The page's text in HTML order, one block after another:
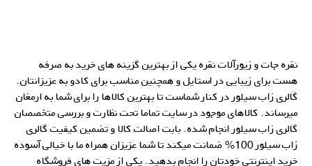
نقره جات و زیورآلاتنقرهیکی از بهترین گزینه های خرید به صرفه
هست برای زیبایی در استایل و همچنین مناسب برای کادو به عزیزانتان.
گالری زاب سیلور در کنار شماست تا بهترین کالاها را برای شما به ارمغان
میرساند. کالاهای موجود در سایت تماما تحت نظارت و بررسی متخصصان
گالری زاب سیلور انجام شده. بابت اصالت کالا و تضمین کیفیت گالری
زاب سیلور 100% ضمانت میکند تا شما عزیزان همراه ما با خیالی آسوده
خرید اینترنتی خودتان را انجام بدهید. یکی از مزیت های فروشگاه